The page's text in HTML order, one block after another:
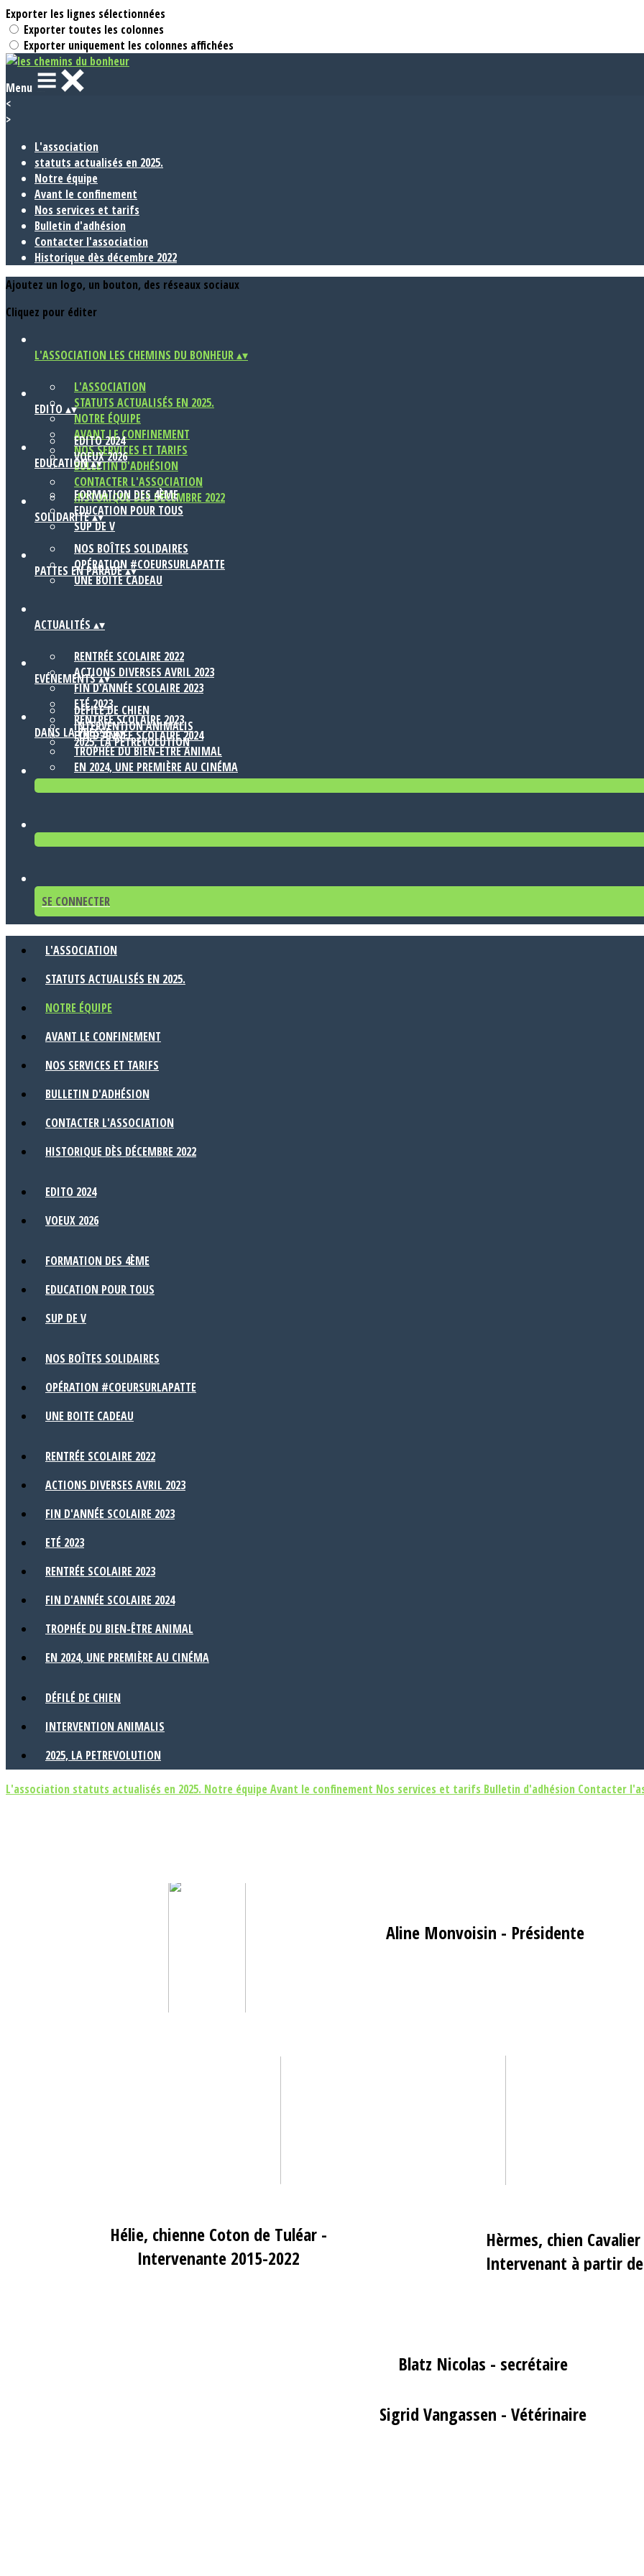
Exporter les lignes sélectionnées
Exporter toutes les colonnes
Exporter uniquement les colonnes affichées
Menu
<
>
L'association
statuts actualisés en 2025.
Notre équipe
Avant le confinement
Nos services et tarifs
Bulletin d'adhésion
Contacter l'association
Historique dès décembre 2022
Ajoutez un logo, un bouton, des réseaux sociaux
Cliquez pour éditer
L'ASSOCIATION LES CHEMINS DU BONHEUR▴▾
L'ASSOCIATION
STATUTS ACTUALISÉS EN 2025.
NOTRE ÉQUIPE
AVANT LE CONFINEMENT
NOS SERVICES ET TARIFS
BULLETIN D'ADHÉSION
CONTACTER L'ASSOCIATION
HISTORIQUE DÈS DÉCEMBRE 2022
EDITO ▴▾
EDITO 2024
VOEUX 2026
EDUCATION▴▾
FORMATION DES 4ÈME
EDUCATION POUR TOUS
SUP DE V
SOLIDARITÉ▴▾
NOS BOÎTES SOLIDAIRES
OPÉRATION #COEURSURLAPATTE
UNE BOITE CADEAU
PATTES EN PARADE▴▾
ACTUALITÉS ▴▾
RENTRÉE SCOLAIRE 2022
ACTIONS DIVERSES AVRIL 2023
FIN D'ANNÉE SCOLAIRE 2023
ETÉ 2023
RENTRÉE SCOLAIRE 2023
FIN D'ANNÉE SCOLAIRE 2024
TROPHÉE DU BIEN-ÊTRE ANIMAL
EN 2024, UNE PREMIÈRE AU CINÉMA
EVÉNEMENTS▴▾
DÉFILÉ DE CHIEN
INTERVENTION ANIMALIS
2025, LA PETREVOLUTION
DANS LA PRESSE▴▾
SE CONNECTER
L'ASSOCIATION
STATUTS ACTUALISÉS EN 2025.
NOTRE ÉQUIPE
AVANT LE CONFINEMENT
NOS SERVICES ET TARIFS
BULLETIN D'ADHÉSION
CONTACTER L'ASSOCIATION
HISTORIQUE DÈS DÉCEMBRE 2022
EDITO 2024
VOEUX 2026
FORMATION DES 4ÈME
EDUCATION POUR TOUS
SUP DE V
NOS BOÎTES SOLIDAIRES
OPÉRATION #COEURSURLAPATTE
UNE BOITE CADEAU
RENTRÉE SCOLAIRE 2022
ACTIONS DIVERSES AVRIL 2023
FIN D'ANNÉE SCOLAIRE 2023
ETÉ 2023
RENTRÉE SCOLAIRE 2023
FIN D'ANNÉE SCOLAIRE 2024
TROPHÉE DU BIEN-ÊTRE ANIMAL
EN 2024, UNE PREMIÈRE AU CINÉMA
DÉFILÉ DE CHIEN
INTERVENTION ANIMALIS
2025, LA PETREVOLUTION
L'association statuts actualisés en 2025. Notre équipe Avant le confinement Nos services et tarifs Bulletin d'adhésion Contacter
Aline Monvoisin - Présidente
Hélie, chienne Coton de Tuléar -
Intervenante 2015-2022
Hèrmes, chien
Intervenant à partir
Blatz Nicolas - secrétaire
Sigrid Vangassen - Vétérinaire